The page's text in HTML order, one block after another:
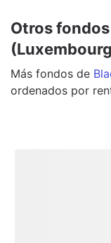
Otros
Más fondos de
ordenados por